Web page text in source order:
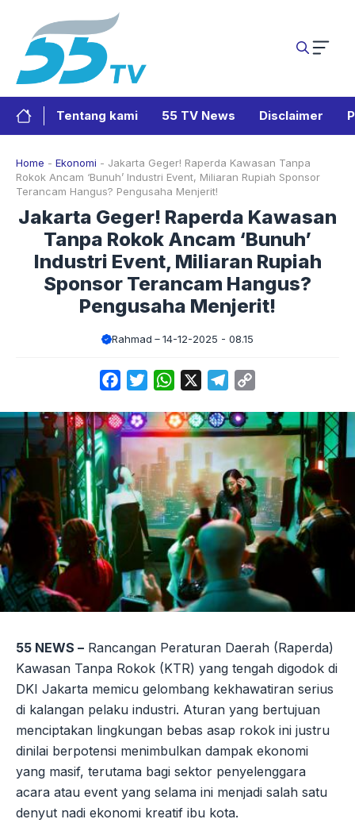
Tentang kami 55 TV News Disclaimer
Home - Ekonomi - Jakarta Geger! Raperda Kawasan Tanpa
Rokok Ancam ‘Bunuh’ Industri Event, Miliaran Rupiah Sponsor
Terancam Hangus? Pengusaha Menjerit!
Jakarta Geger! Raperda Kawasan
Tanpa Rokok Ancam ‘Bunuh’
Industri Event, Miliaran Rupiah
Sponsor Terancam Hangus?
Pengusaha Menjerit!
Rahmad 14-12-2025 - 08.15
FacebookTwitterWhatsApp Telegram
55 NEWS – Rancangan Peraturan Daerah (Raperda)
Kawasan Tanpa Rokok (KTR) yang tengah digodok di
DKI Jakarta memicu gelombang kekhawatiran serius
di kalangan pelaku industri. Aturan yang bertujuan
menciptakan lingkungan bebas asap rokok ini justru
dinilai berpotensi menimbulkan dampak ekonomi
yang masif, terutama bagi sektor penyelenggara
acara atau event yang selama ini menjadi salah satu
denyut nadi ekonomi kreatif ibu kota.